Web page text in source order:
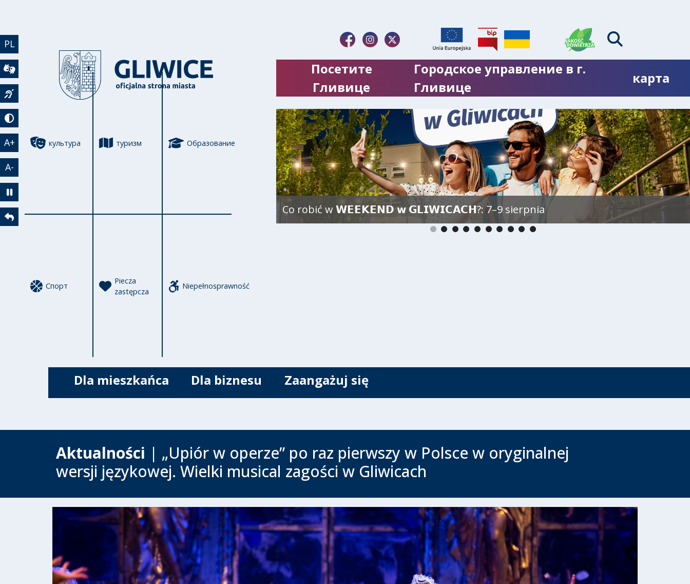
PL
Wideotłumacz
Język migowy
Tryb kontrastowy
A+
A-
Zatrzymaj animację
Powrót
Посетите
Гливице
Городское управление в г.
Гливице
карта
Co robić w 𝗪𝗘𝗘𝗞𝗘𝗡𝗗 𝘄 𝗚𝗟𝗜𝗪𝗜𝗖𝗔𝗖𝗛?: 7–9 sierpnia
культура туризм Образование
Спорт
Piecza
zastępcza
Niepełnosprawność
Dla mieszkańca Dla biznesu Zaangażuj się
Aktualności | „Upiór w operze” po raz pierwszy w Polsce w oryginalnej
wersji językowej. Wielki musical zagości w Gliwicach